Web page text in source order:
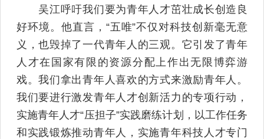
吴江呼吁我们要为青年人才茁壮成长创造良
好环境。他直言，“五唯”不仅对科技创新毫无意
义，也毁掉了一代青年人的三观。它引发了青年
人才在国家有限的资源分配上作出无限博弈游
戏。我们拿出青年人喜欢的方式来激励青年人。
我们要进行激发青年人才创新活力的专项行动，
实施青年人才“压担子”实践磨练计划，以工作任务
和实践锻炼推动青年人，实施青年科技人才专门